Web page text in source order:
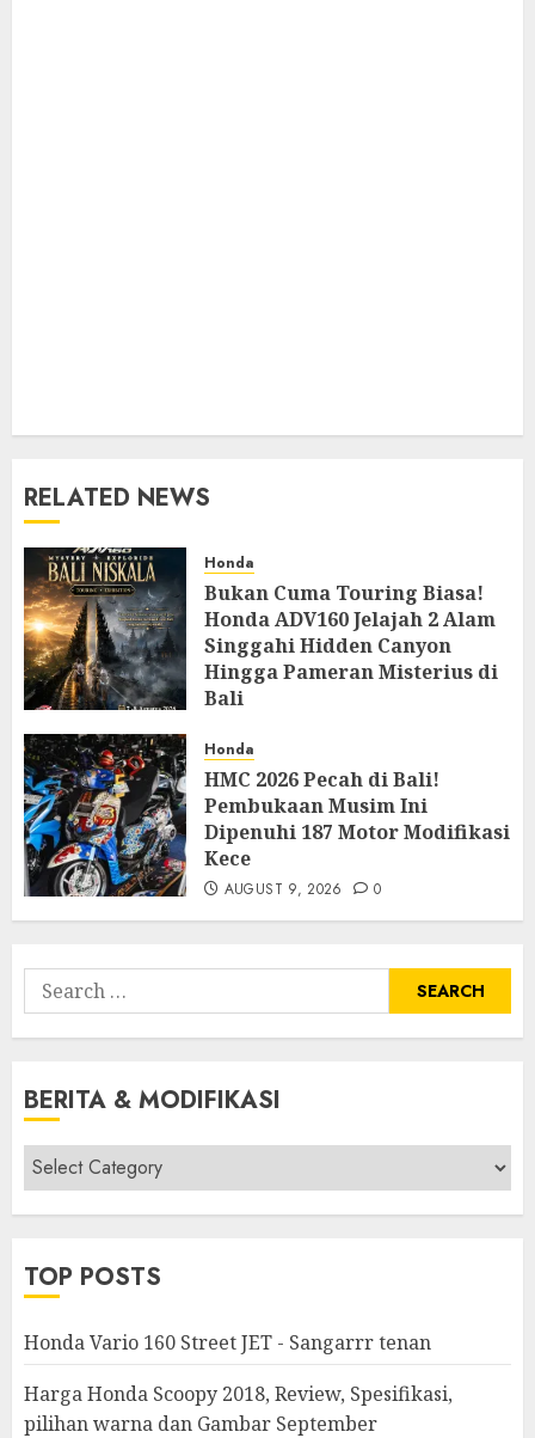
RELATED NEWS
Honda
Bukan Cuma Touring Biasa!
Honda ADV160 Jelajah 2 Alam
Singgahi Hidden Canyon
Hingga Pameran Misterius di
Bali
Honda
HMC 2026 Pecah di Bali!
Pembukaan Musim Ini
Dipenuhi 187 Motor Modifikasi
Kece
AUGUST 9, 2026 0
Search
for:
BERITA & MODIFIKASI
Berita
&
Modifikasi
TOP POSTS
Honda Vario 160 Street JET - Sangarrr tenan
Harga Honda Scoopy 2018, Review, Spesifikasi,
pilihan warna dan Gambar September